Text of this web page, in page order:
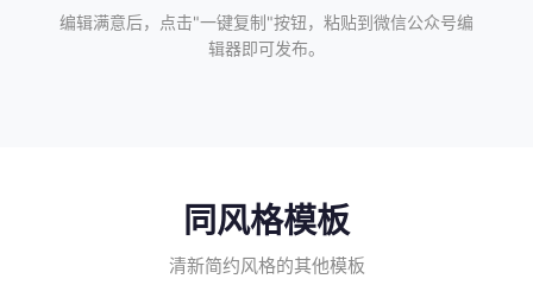
编辑满意后，点击"一键复制"按钮，粘贴到微信公众号编
辑器即可发布。
同风格模板
清新简约风格的其他模板